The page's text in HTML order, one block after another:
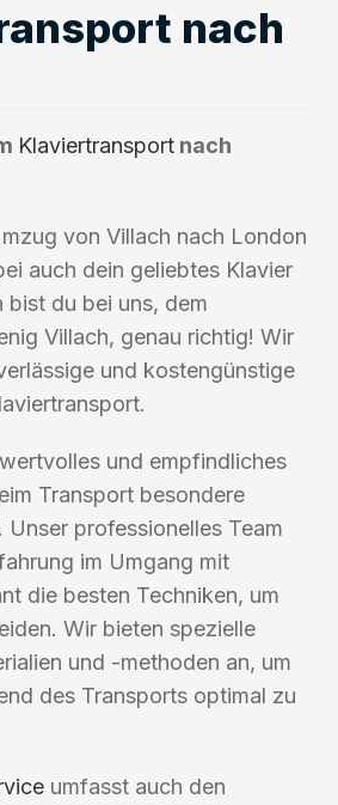
nach
Klaviertransport nach
von Villach nach London
auch dein geliebtes Klavier
bist du bei uns, dem
Villach, genau richtig! Wir
und kostengünstige
und empfindliches
Transport besondere
professionelles Team
im Umgang mit
die besten Techniken, um
Wir bieten spezielle
und -methoden an, um
des Transports optimal zu
umfasst auch den